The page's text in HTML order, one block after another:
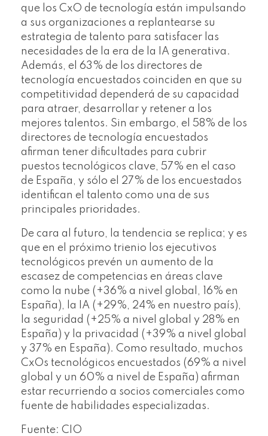
que los CxO de tecnología están impulsando
a sus organizaciones a replantearse su
estrategia de talento para satisfacer las
necesidades de la era de la IA generativa.
Además, el 63% de los directores de
tecnología encuestados coinciden en que su
competitividad dependerá de su capacidad
para atraer, desarrollar y retener a los
mejores talentos. Sin embargo, el 58% de los
directores de tecnología encuestados
afirman tener dificultades para cubrir
puestos tecnológicos clave, 57% en el caso
de España, y sólo el 27% de los encuestados
identifican el talento como una de sus
principales prioridades.
De cara al futuro, la tendencia se replica; y es
que en el próximo trienio los ejecutivos
tecnológicos prevén un aumento de la
escasez de competencias en áreas clave
como la nube (+36% a nivel global, 16% en
España), la IA (+29%, 24% en nuestro país),
la seguridad (+25% a nivel global y 28% en
España) y la privacidad (+39% a nivel global
y 37% en España). Como resultado, muchos
CxOs tecnológicos encuestados (69% a nivel
global y un 60% a nivel de España) afirman
estar recurriendo a socios comerciales como
fuente de habilidades especializadas.
Fuente: CIO